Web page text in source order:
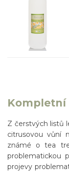
Kompletní
Z čerstvých listů
citrusovou vůní
známé o tea
problematickou
projevy